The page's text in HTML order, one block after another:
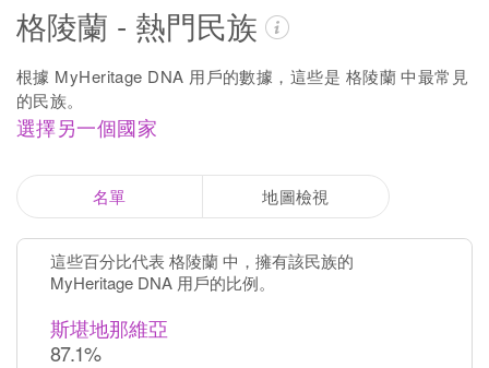
格陵蘭 - 熱門民族
根據 MyHeritage DNA 用戶的數據，這些是 格陵蘭 中最常見
的民族。
選擇另一個國家
名單 地圖檢視
這些百分比代表 格陵蘭 中，擁有該民族的
MyHeritage DNA 用戶的比例。
斯堪地那維亞
87.1%